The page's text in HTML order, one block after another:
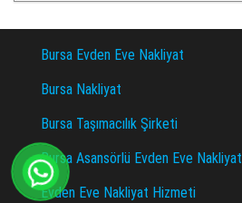
Bursa Evden Eve Nakliyat
Bursa Nakliyat
Bursa Taşımacılık Şirketi
Bursa Asansörlü Evden Eve Nakliyat
Evden Eve Nakliyat Hizmeti